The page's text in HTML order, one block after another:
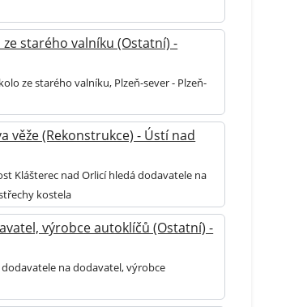
starého valníku (Ostatní) -
ze starého valníku, Plzeň-sever - Plzeň-
věže (Rekonstrukce) - Ústí nad
Klášterec nad Orlicí hledá dodavatele na
kostela
výrobce autoklíčů (Ostatní) -
na dodavatel, výrobce